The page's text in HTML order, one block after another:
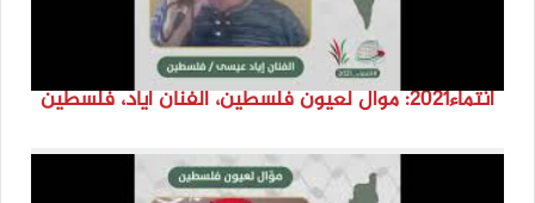
انتماء2021: موال لعيون فلسطين، الفنان اياد، فلسطين